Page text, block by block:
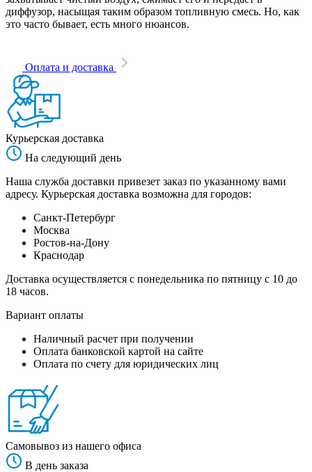
диффузор, насыщая таким образом топливную смесь. Но, как
это часто бывает, есть много нюансов.
Оплата и доставка
Курьерская доставка
На следующий день
Наша служба доставки привезет заказ по указанному вами
адресу. Курьерская доставка возможна для городов:
Санкт-Петербург
Москва
Ростов-на-Дону
Краснодар
Доставка осуществляется с понедельника по пятницу с 10 до
18 часов.
Вариант оплаты
Наличный расчет при получении
Оплата банковской картой на сайте
Оплата по счету для юридических лиц
Самовывоз из нашего офиса
В день заказа